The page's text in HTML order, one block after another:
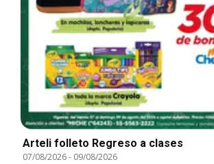
Arteli folleto Regreso a clases
07/08/2026- 09/08/2026